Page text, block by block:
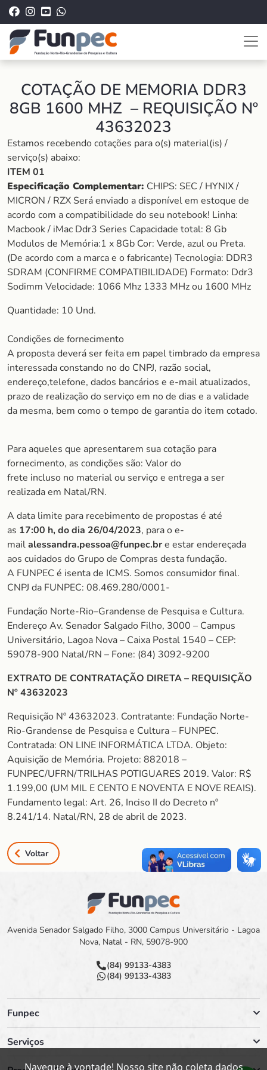
COTAÇÃO DE MEMORIA DDR3
8GB 1600 MHZ – REQUISIÇÃO Nº
43632023
Estamos recebendo cotações para o(s) material(is) /
serviço(s) abaixo:
ITEM 01
Especificação Complementar: CHIPS: SEC / HYNIX /
MICRON / RZX Será enviado a disponível em estoque de
acordo com a compatibilidade do seu notebook! Linha:
Macbook / iMac Ddr3 Series Capacidade total: 8 Gb
Modulos de Memória:1 x 8Gb Cor: Verde, azul ou Preta.
(De acordo com a marca e o fabricante) Tecnologia: DDR3
SDRAM (CONFIRME COMPATIBILIDADE) Formato: Ddr3
Sodimm Velocidade: 1066 Mhz 1333 MHz ou 1600 MHz
Quantidade: 10 Und.
Condições de fornecimento
A proposta deverá ser feita em papel timbrado da empresa
interessada constando no do CNPJ, razão social,
endereço,telefone, dados bancários e e-mail atualizados,
prazo de realização do serviço em no de dias e a validade
da mesma, bem como o tempo de garantia do item cotado.
Para aqueles que apresentarem sua cotação para
fornecimento, as condições são: Valor do
frete incluso no material ou serviço e entrega a ser
realizada em Natal/RN.
A data limite para recebimento de propostas é até
as 17:00 h, do dia 26/04/2023, para o e-
mailalessandra.pessoa@funpec.bre estar endereçada
aos cuidados do Grupo de Compras desta fundação.
A FUNPEC é isenta de ICMS. Somos consumidor final.
CNPJ da FUNPEC: 08.469.280/0001-
Fundação Norte-Rio–Grandense de Pesquisa e Cultura.
Endereço Av. Senador Salgado Filho, 3000 – Campus
Universitário, Lagoa Nova – Caixa Postal 1540 – CEP:
59078-900 Natal/RN – Fone: (84) 3092-9200
EXTRATO DE CONTRATAÇÃO DIRETA – REQUISIÇÃO
Nº 43632023
Requisição Nº 43632023. Contratante: Fundação Norte-
Rio-Grandense de Pesquisa e Cultura – FUNPEC.
Contratada: ON LINE INFORMÁTICA LTDA. Objeto:
Aquisição de Memória. Projeto: 882018 –
FUNPEC/UFRN/TRILHAS POTIGUARES 2019. Valor: R$
1.199,00 (UM MIL E CENTO E NOVENTA E NOVE REAIS).
Fundamento legal: Art. 26, Inciso II do Decreto nº
8.241/14. Natal/RN, 28 de abril de 2023.
Voltar
Avenida Senador Salgado Filho, 3000 Campus Universitário - Lagoa
Nova, Natal - RN, 59078-900
(84) 99133-4383
(84) 99133-4383
Funpec
Serviços
Navegue à vontade! Nosso site não coleta dados